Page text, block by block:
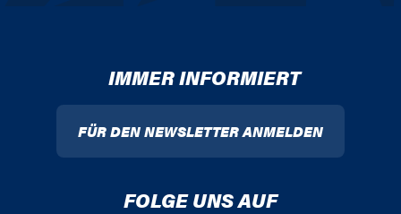
IMMER INFORMIERT
FÜR DEN NEWSLETTER ANMELDEN
FOLGE UNS AUF